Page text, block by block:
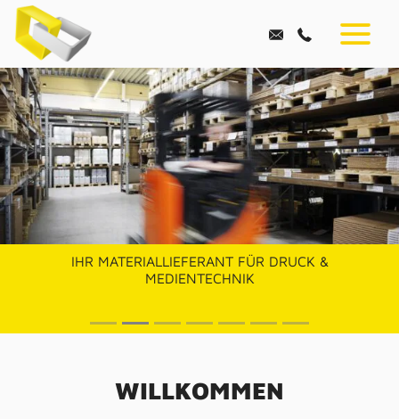
IHR MATERIALLIEFERANT FÜR DRUCK &
MEDIENTECHNIK
UNTERNEHMEN
WILLKOMMEN